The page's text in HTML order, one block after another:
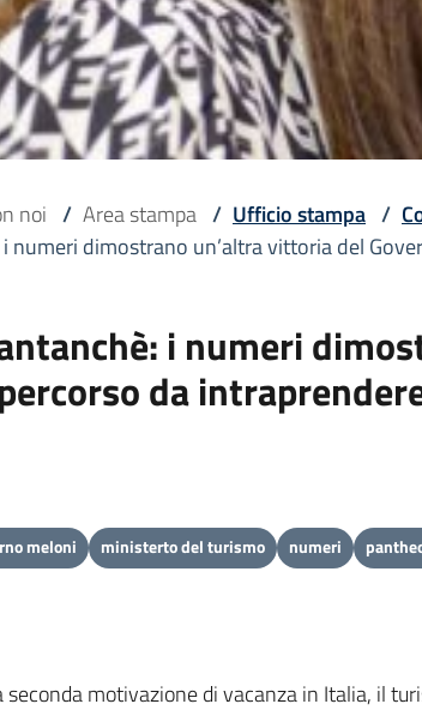
noi / Area stampa / Ufficio stampa /
numeri dimostrano un’altra vittoria del
i numeri
da
meloni ministerto del turismo numeri
seconda motivazione di vacanza in Italia, il